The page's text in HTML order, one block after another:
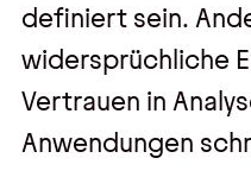
definiert sein.
widersprüchliche
Vertrauen in
Anwendungen